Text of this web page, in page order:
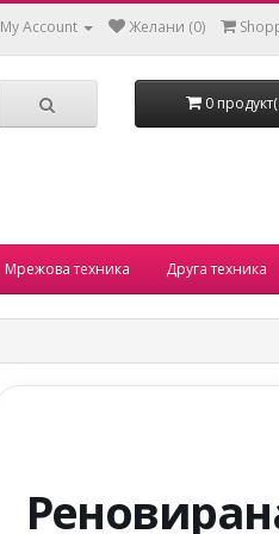
My Account Желани (0)
0
Мрежова техника Друга техника